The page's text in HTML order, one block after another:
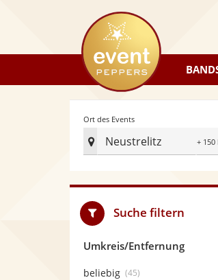
eventpeppers
Ort des Events
Neustrelitz
Radius
Suche filtern
Umkreis/Entfernung
beliebig (45)